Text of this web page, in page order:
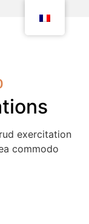
exercitation
commodo